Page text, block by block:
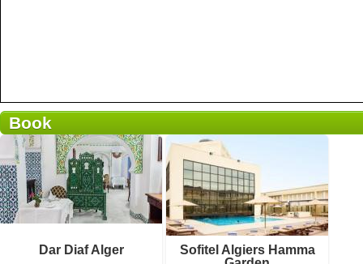
Book
Dar Diaf Alger
Sofitel Algiers Hamma
8 avis